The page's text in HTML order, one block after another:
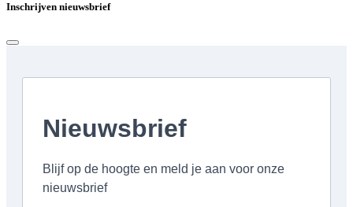
Inschrijven nieuwsbrief